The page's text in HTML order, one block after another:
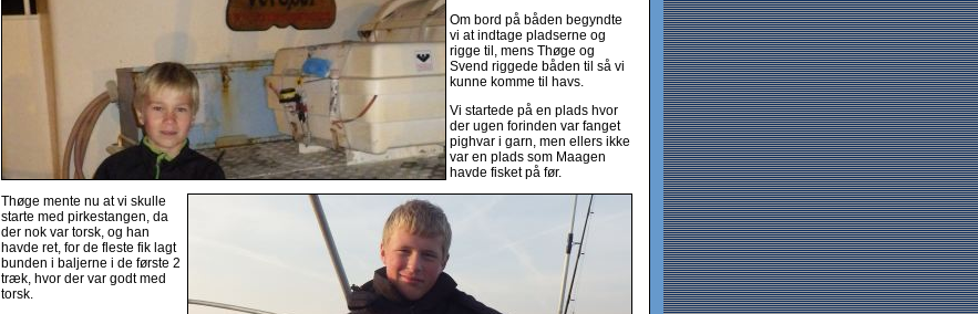
Om bord på båden begyndte
vi at indtage pladserne og
rigge til, mens Thøge og
Svend riggede båden til så vi
kunne komme til havs.
Vi startede på en plads hvor
der ugen forinden var fanget
pighvar i garn, men ellers ikke
var en plads som Maagen
havde fisket på før.
Thøge mente nu at vi skulle
starte med pirkestangen, da
der nok var torsk, og han
havde ret, for de fleste fik lagt
bunden i baljerne i de første 2
træk, hvor der var godt med
torsk.